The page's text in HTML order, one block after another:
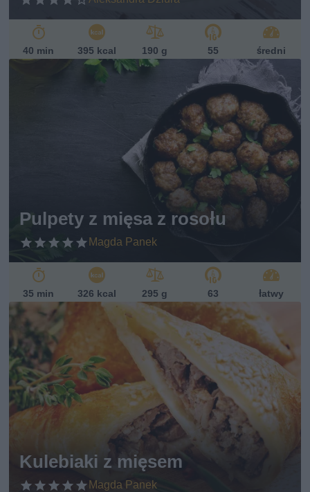
40 min 395 kcal 190 g 55 średni
Pulpety z mięsa z rosołu
Magda Panek
35 min 326 kcal 295 g 63 łatwy
Kulebiaki z mięsem
Magda Panek